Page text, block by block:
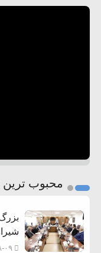
محبوب ترین